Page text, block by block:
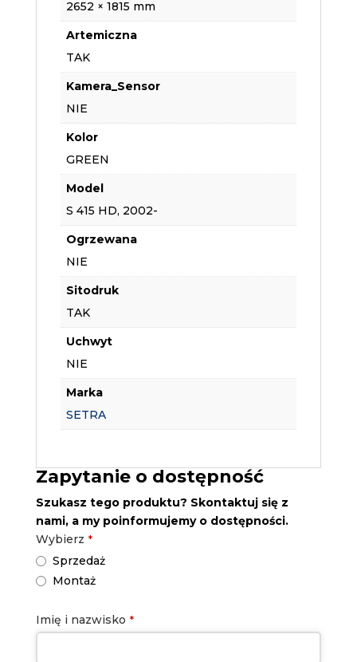
2652 × 1815 mm
Artemiczna
TAK
Kamera_Sensor
NIE
Kolor
GREEN
Model
S 415 HD, 2002-
Ogrzewana
NIE
Sitodruk
TAK
Uchwyt
NIE
Marka
SETRA
Zapytanie o dostępność
Szukasz tego produktu? Skontaktuj się z
nami, a my poinformujemy o dostępności.
Wybierz *
Sprzedaż
Montaż
Website
URL
Imię i nazwisko *